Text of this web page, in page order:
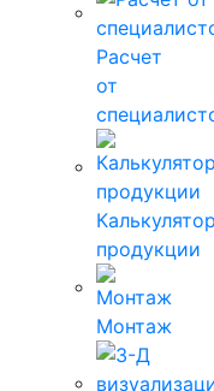
Расчет
от
продукции
Монтаж